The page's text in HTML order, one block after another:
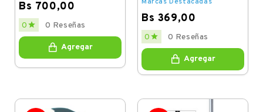
Bs 700,00
Price
0  0 Reseñas
Agregar
Bs 369,00
Price
0  0 Reseñas
Agregar